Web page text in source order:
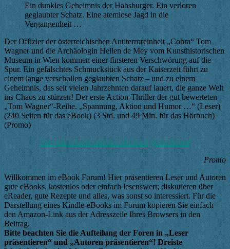
Ein dunkles Geheimnis der Habsburger. Ein verloren
geglaubter Schatz. Eine atemlose Jagd in die
Vergangenheit …
Der Offizier der österreichischen Antiterroreinheit „Cobra“ Tom
Wagner und die Archäologin Hellen de Mey vom Kunsthistorischen
Museum in Wien kommen einer finsteren Verschwörung auf die
Spur. Ein gefälschtes Schmuckstück aus der Kaiserzeit führt zu
einem lange verschollen geglaubten Schatz – und zu einem
Geheimnis, das seit vielen Jahrzehnten darauf lauert, die ganze Welt
ins Chaos zu stürzen! Der erste Action-Thriller der gut bewerteten
„Tom Wagner“-Reihe. „Spannung, Aktion und Humor …“ (Leser)
(240 Seiten für das eBook) (3 Std. und 49 Min. für das Hörbuch)
(Promo)
Hier das eBook und das Hörbuch gratis holen!
Promo
Willkommen im eBook Forum! Hier präsentieren Leser und Autoren
gute eBooks, kostenlos oder einfach lesenswert; diskutieren über
eReader, gute Rezepte und alles, was sonst so interessiert. Für die
Darstellung eines Kindle-eBooks im Forum kopieren Sie einfach
den Amazon-Link aus der Adresszeile Ihres Browsers in den
Beitrag.
Bitte beachten Sie die Aufteilung der Foren in „Leser
präsentieren“ und „Autoren präsentieren“! Dreiste